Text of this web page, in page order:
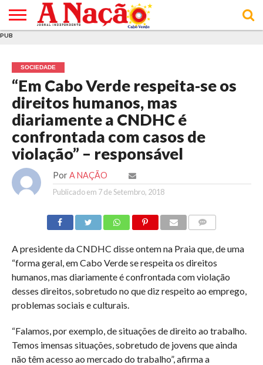
E DE
COOKIES
DE
UTILIZAÇÃO
PUB
SOCIEDADE
“Em Cabo Verde respeita-se os
direitos humanos, mas
diariamente a CNDHC é
confrontada com casos de
violação” – responsável
Por A NAÇÃO
Publicado em 7 de Setembro, 2018
A presidente da CNDHC disse ontem na Praia que, de uma
“forma geral, em Cabo Verde se respeita os direitos
humanos, mas diariamente é confrontada com violação
desses direitos, sobretudo no que diz respeito ao emprego,
problemas sociais e culturais.
“Falamos, por exemplo, de situações de direito ao trabalho.
Temos imensas situações, sobretudo de jovens que ainda
não têm acesso ao mercado do trabalho”, afirma a